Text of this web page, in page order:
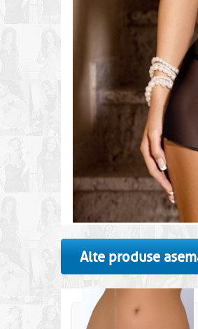
Alte produse